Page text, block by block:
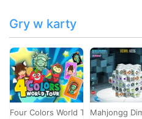
Gry w karty
Four Colors World TourMahjongg